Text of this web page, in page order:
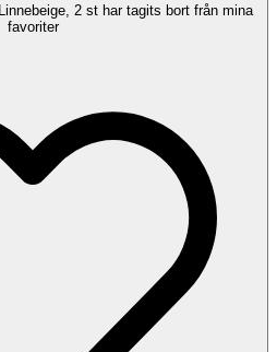
2 st har tagits bort från mina
favoriter